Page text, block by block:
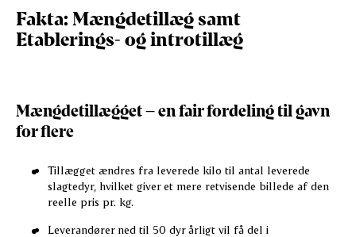
Fakta: Mængdetillæg samt
Etablerings- og introtillæg
Mængdetillægget – en fair fordeling til gavn
for flere
Tillægget ændres fra leverede kilo til antal leverede
slagtedyr, hvilket giver et mere retvisende billede af den
reelle pris pr. kg.
Leverandører ned til 50 dyr årligt vil få del i